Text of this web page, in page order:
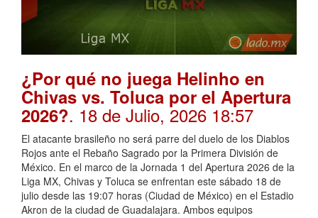
¿Por qué no juega Helinho en
Chivas vs. Toluca por el Apertura
2026?. 18 de Julio, 2026 18:57
El atacante brasileño no será parre del duelo de los Diablos
Rojos ante el Rebaño Sagrado por la Primera División de
México. En el marco de la Jornada 1 del Apertura 2026 de la
Liga MX, Chivas y Toluca se enfrentan este sábado 18 de
julio desde las 19:07 horas (Ciudad de México) en el Estadio
Akron de la ciudad de Guadalajara. Ambos equipos